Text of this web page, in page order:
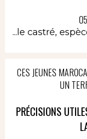
...le castré,
CES JEUNES
UN
PRÉCISIONS